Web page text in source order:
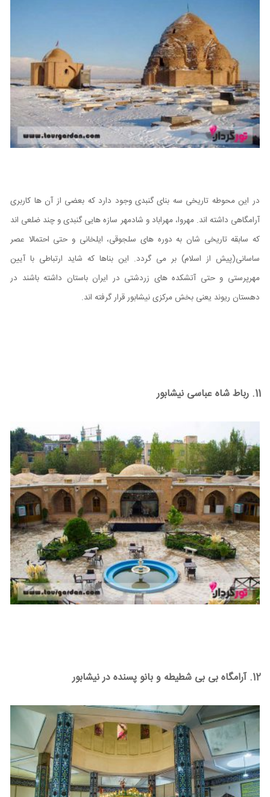
در این محوطه تاریخی سه بنای گنبدی وجود دارد که بعضی از آن ها کاربری
آرامگاهی داشته اند. مهروا، مهراباد و شادمهر سازه هایی گنبدی و چند ضلعی اند
که سابقه تاریخی شان به دوره های سلجوقی، ایلخانی و حتی احتمالا عصر
ساسانی(پیش از اسلام) بر می گردد. این بناها که شاید ارتباطی با آیین
مهرپرستی و حتی آتشکده های زردشتی در ایران باستان داشته باشند در
دهستان ریوند یعنی بخش مرکزی نیشابور قرار گرفته اند.
11. رباط شاه عباسی نیشابور
12. آرامگاه بی بی شطیطه و بانو پسنده در نیشابور